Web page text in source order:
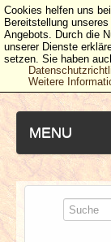
MENU
NEUESTE
Cookies helfen uns
Bereitstellung
Angebots. Durch die
unserer Dienste
setzen. Sie haben
Weitere